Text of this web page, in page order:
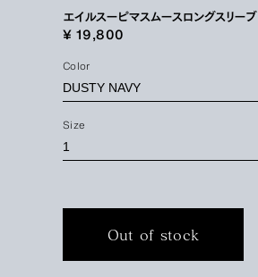
エイルスーピマスムースロングスリーブ
¥ 19,800
Color
Size
Out of stock